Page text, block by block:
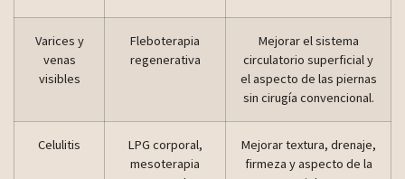
Varices y
venas
visibles
Fleboterapia
regenerativa
Mejorar el sistema
circulatorio superficial y
el aspecto de las piernas
sin cirugía convencional.
Celulitis
LPG corporal,
mesoterapia
Mejorar textura, drenaje,
firmeza y aspecto de la